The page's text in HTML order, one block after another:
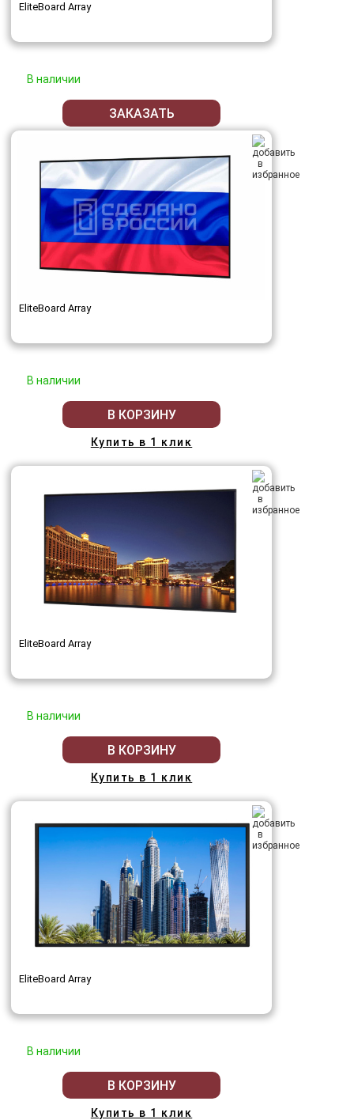
EliteBoard Array
В наличии
ЗАКАЗАТЬ
EliteBoard Array
В наличии
В КОРЗИНУ
Купить в 1 клик
EliteBoard Array
В наличии
В КОРЗИНУ
Купить в 1 клик
EliteBoard Array
В наличии
В КОРЗИНУ
Купить в 1 клик